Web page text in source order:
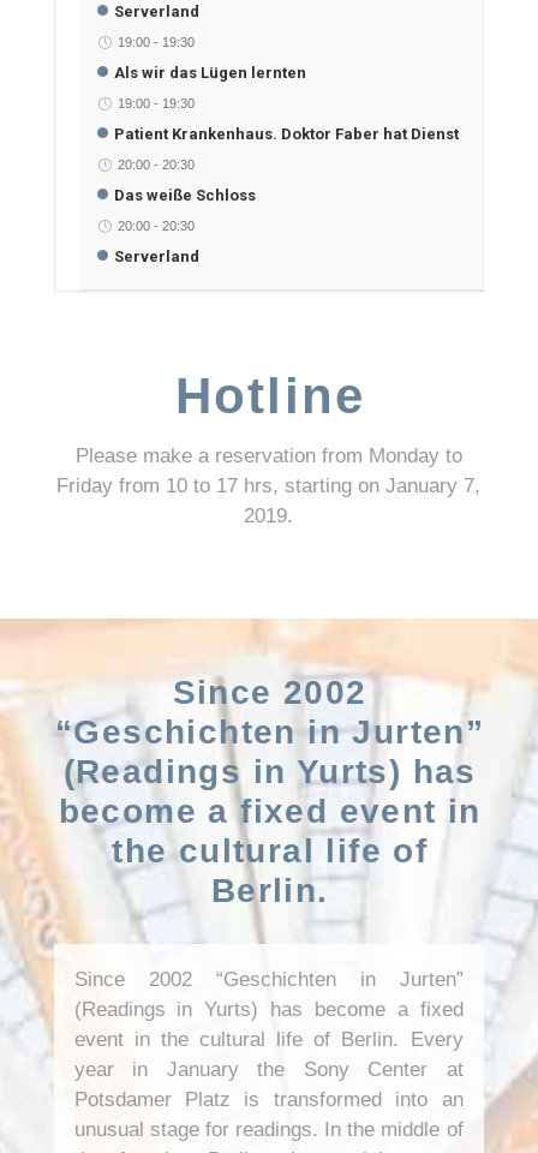
Serverland
19:00- 19:30
Als wir das Lügen lernten
19:00- 19:30
Patient Krankenhaus. Doktor Faber hat Dienst
20:00- 20:30
Das weiße Schloss
20:00- 20:30
Serverland
Hotline
Please make a reservation from Monday to
Friday from 10 to 17 hrs, starting on January 7,
2019.
Since 2002
“Geschichten in Jurten”
(Readings in Yurts) has
become a fixed event in
the cultural life of
Berlin.
Since 2002 “Geschichten in Jurten”
(Readings in Yurts) has become a fixed
event in the cultural life of Berlin. Every
year in January the Sony Center at
Potsdamer Platz is transformed into an
unusual stage for readings. In the middle of